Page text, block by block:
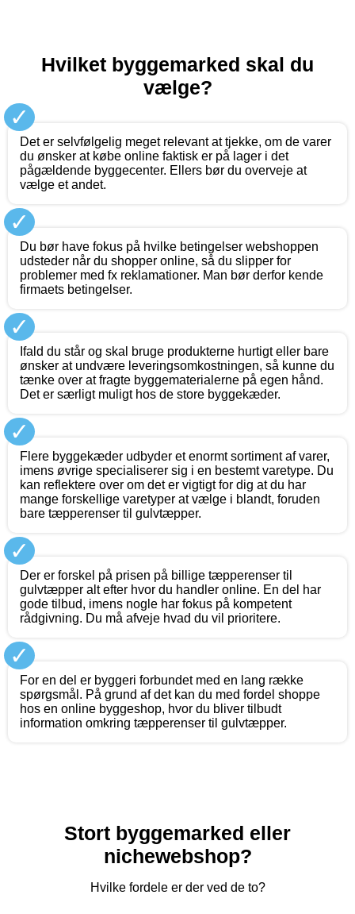
Hvilket byggemarked skal du
vælge?
✓
Det er selvfølgelig meget relevant at tjekke, om de varer
du ønsker at købe online faktisk er på lager i det
pågældende byggecenter. Ellers bør du overveje at
vælge et andet.
✓
Du bør have fokus på hvilke betingelser webshoppen
udsteder når du shopper online, så du slipper for
problemer med fx reklamationer. Man bør derfor kende
firmaets betingelser.
✓
Ifald du står og skal bruge produkterne hurtigt eller bare
ønsker at undvære leveringsomkostningen, så kunne du
tænke over at fragte byggematerialerne på egen hånd.
Det er særligt muligt hos de store byggekæder.
✓
Flere byggekæder udbyder et enormt sortiment af varer,
imens øvrige specialiserer sig i en bestemt varetype. Du
kan reflektere over om det er vigtigt for dig at du har
mange forskellige varetyper at vælge i blandt, foruden
bare tæpperenser til gulvtæpper.
✓
Der er forskel på prisen på billige tæpperenser til
gulvtæpper alt efter hvor du handler online. En del har
gode tilbud, imens nogle har fokus på kompetent
rådgivning. Du må afveje hvad du vil prioritere.
✓
For en del er byggeri forbundet med en lang række
spørgsmål. På grund af det kan du med fordel shoppe
hos en online byggeshop, hvor du bliver tilbudt
information omkring tæpperenser til gulvtæpper.
Stort byggemarked eller
nichewebshop?
Hvilke fordele er der ved de to?